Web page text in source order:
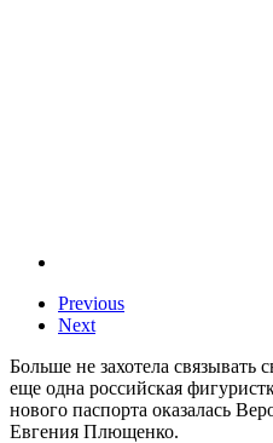
Previous
Next
Больше не захотела
еще одна российская
нового паспорта оказалась
Евгения Плющенко.